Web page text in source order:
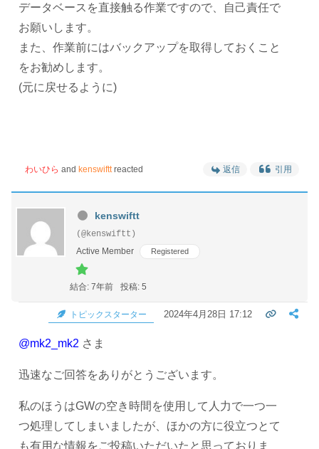
データベースを直接触る作業ですので、自己責任で
お願いします。
また、作業前にはバックアップを取得しておくこと
をお勧めします。
(元に戻せるように)
わいひら and kenswiftt reacted 返信 引用
kenswiftt
(@kenswiftt)
Active Member
Registered
結合: 7年前 投稿: 5
トピックスターター 2024年4月28日 17:12
@mk2_mk2 さま
迅速なご回答をありがとうございます。
私のほうはGWの空き時間を使用して人力で一つ一
つ処理してしまいましたが、ほかの方に役立つとて
も有用な情報をご投稿いただいたと思っておりま